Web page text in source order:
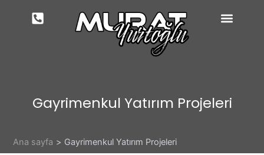
Gayrimenkul Yatırım Projeleri
Ana sayfa Gayrimenkul Yatırım Projeleri